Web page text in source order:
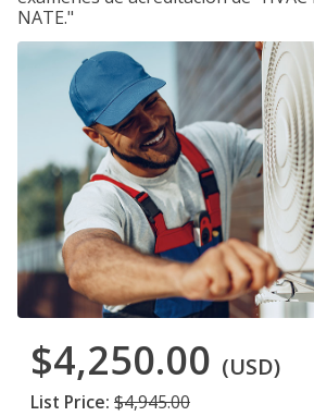
NATE."
$4,250.00 (USD)
List Price: $4,945.00